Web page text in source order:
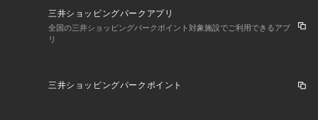
三井ショッピングパークアプリ
全国の三井ショッピングパークポイント対象施設でご利用できるアプ
リ
三井ショッピングパークポイント